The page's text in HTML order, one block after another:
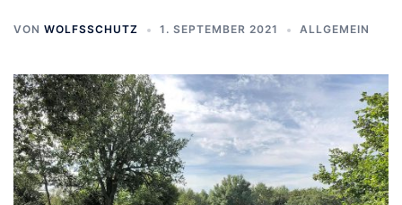
VON WOLFSSCHUTZ 1. SEPTEMBER 2021 ALLGEMEIN